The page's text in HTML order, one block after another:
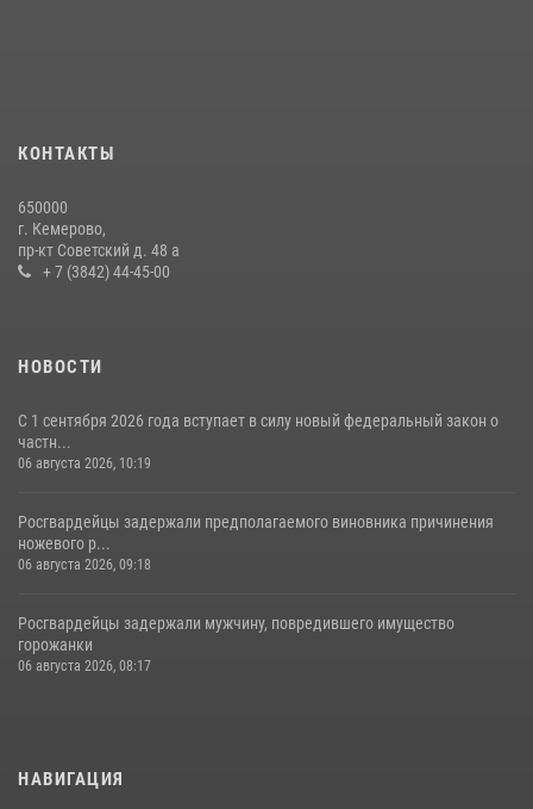
20 июля 2026, 08:52
гипермаркета товары на 13 тысяч рублей (ВИДЕО)
16 июля 2026, 06:43
КОНТАКТЫ
650000
г. Кемерово,
пр-кт Советский д. 48 а
+ 7 (3842) 44-45-00
НОВОСТИ
С 1 сентября 2026 года вступает в силу новый федеральный закон о
частн...
06 августа 2026, 10:19
Росгвардейцы задержали предполагаемого виновника причинения
ножевого р...
06 августа 2026, 09:18
Росгвардейцы задержали мужчину, повредившего имущество
горожанки
06 августа 2026, 08:17
НАВИГАЦИЯ